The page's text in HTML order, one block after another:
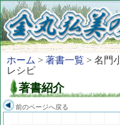
ホーム > 著書一覧 > 名門
レシピ
著書紹介
前のページへ戻る